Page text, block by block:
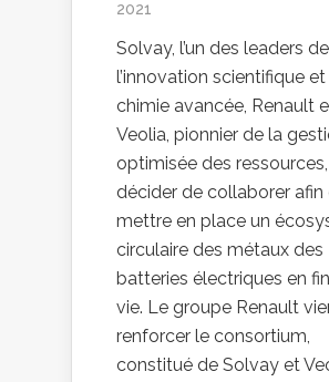
2021
Solvay, l’un des leaders de
l’innovation scientifique
chimie avancée, Renault
Veolia, pionnier de la
optimisée des
décider de collaborer afin
mettre en place un
circulaire des métaux des
batteries électriques en
vie. Le groupe Renault
renforcer le consortium,
constitué de Solvay et